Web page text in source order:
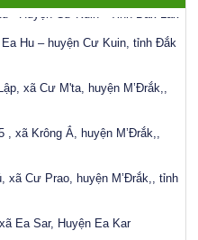
trào "Tết Nhân Ái" năm 2023:
giữ chức vụ Phó Giám đốc
hội
Giám đốc Sở Lao động,
vì đồng bào miền bắc khắc phục
viên Chữ thập đỏ toàn
- Huyện Cư Kuin - Tỉnh Đắk Lắk
Hu – huyện Cư Kuin, tỉnh Đắk
xã Cư M'ta, huyện M’Đrắk,,
xã Krông Ắ, huyện M’Đrắk,,
Cư Prao, huyện M’Đrắk,, tỉnh
Ea Sar, Huyện Ea Kar